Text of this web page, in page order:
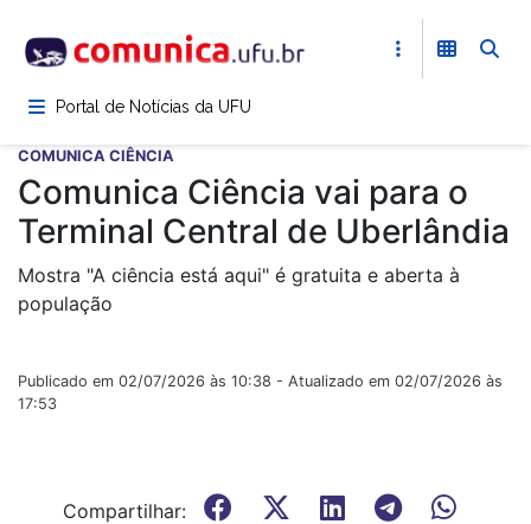
para
conteúdoPortal de Notícias da UFU
COMUNICA CIÊNCIA
Comunica Ciência vai para o
Terminal Central de Uberlândia
Mostra "A ciência está aqui" é gratuita e aberta à
população
Publicado em 02/07/2026 às 10:38 - Atualizado em 02/07/2026 às
17:53
Compartilhar: